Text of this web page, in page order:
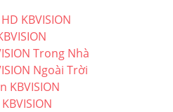
KBVISION
Trong Nhà
Ngoài Trời
KBVISION